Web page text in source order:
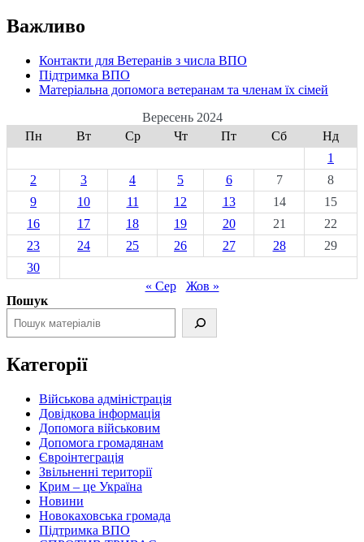
Важливо
Контакти для Ветеранів з числа ВПО
Підтримка ВПО
Матеріальна допомога ветеранам та членам їх сімей
Вересень 2024
Пн
Вт Ср Чт Пт Сб
Нд
1
2
3 4 5 6 7
8
9
10 11 12 13 14
15
16
17 18 19 20 21
22
23
24 25 26 27 28
29
30
« Сер
Жов »
Пошук
Категорії
Військова адміністрація
Довідкова інформація
Допомога військовим
Допомога громадянам
Євроінтеграція
Звільненні території
Крим – це Україна
Новини
Новокаховська громада
Підтримка ВПО